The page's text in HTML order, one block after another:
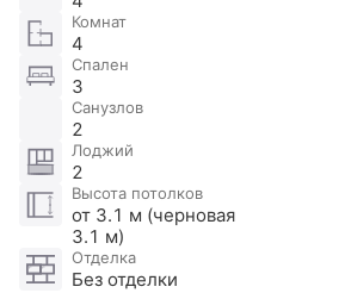
Комнат
4
Спален
3
Санузлов
2
Лоджий
2
Высота потолков
от 3.1 м (черновая
3.1 м)
Отделка
Без отделки